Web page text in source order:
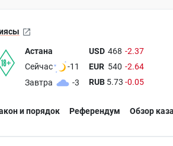
Астана
Сейчас
-11
Завтра
-3
USD 468 -2.37
EUR 540 -2.64
RUB 5.73 -0.05
и порядок Референдум Обзор